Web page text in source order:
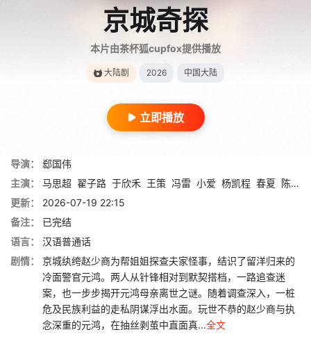
京城奇探
本片由茶杯狐cupfox提供播放
大陆剧 2026 中国大陆
立即播放
导演：
郄国伟
主演：
马思超 翟子路 于欣禾 王策 冯雷 小爱 杨凯程 春夏
陈意涵
更新：
2026-07-19 22:15
备注：
已完结
语言：
汉语普通话
剧情：
京城纨绔赵少商为帮姐姐探查夫家怪事，结识了留洋归来的
冷面警官元鸿。两人从针锋相对到默契搭档，一路追查迷
案，也一步步揭开元鸿母亲离世之谜。随着调查深入，一桩
危及民族利益的走私阴谋浮出水面。玩世不恭的赵少商与执
念深重的元鸿，在抽丝剥茧中直面真...全文